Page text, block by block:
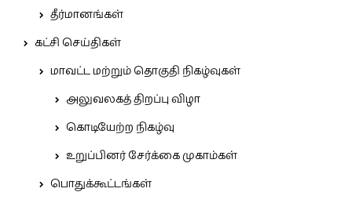
தீர்மானங்கள்
கட்சி செய்திகள்
மாவட்ட மற்றும் தொகுதி நிகழ்வுகள்
அலுவலகத் திறப்பு விழா
கொடியேற்ற நிகழ்வு
உறுப்பினர் சேர்க்கை முகாம்கள்
பொதுக்கூட்டங்கள்